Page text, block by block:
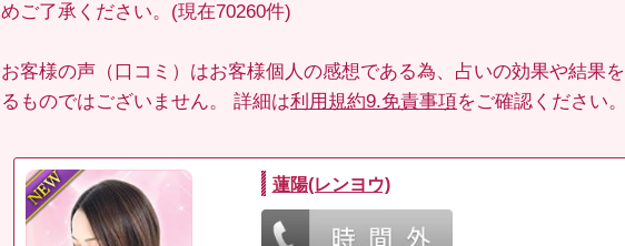
めご了承ください。(現在70260件)
お客様の声（口コミ）はお客様個人の感想である為、占いの効果や結果
るものではございません。 詳細は利用規約9.免責事項をご確認ください。
蓮陽(レンヨウ)